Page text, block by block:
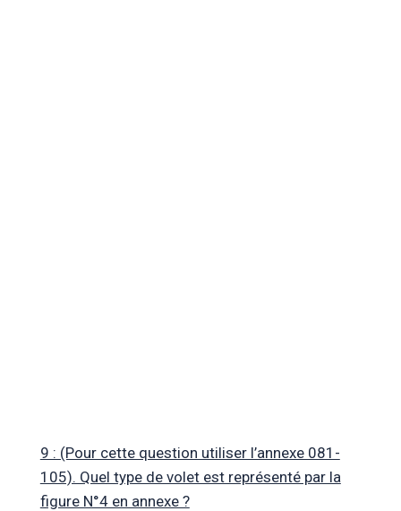
9 : (Pour cette question utiliser l’annexe 081-
105). Quel type de volet est représenté par la
figure N°4 en annexe ?